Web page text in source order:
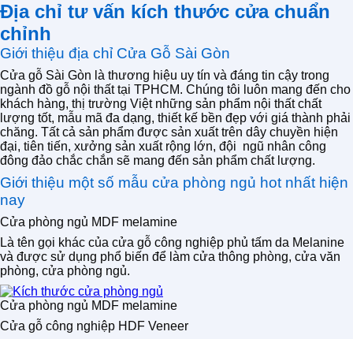
Địa chỉ tư vấn kích thước cửa chuẩn
chỉnh
Giới thiệu địa chỉ Cửa Gỗ Sài Gòn
Cửa gỗ Sài Gòn là thương hiệu uy tín và đáng tin cậy trong
ngành đồ gỗ nội thất tại TPHCM. Chúng tôi luôn mang đến cho
khách hàng, thị trường Việt những sản phẩm nội thất chất
lượng tốt, mẫu mã đa dạng, thiết kế bền đẹp với giá thành phải
chăng. Tất cả sản phẩm được sản xuất trên dây chuyền hiện
đại, tiên tiến, xưởng sản xuất rộng lớn, đội ngũ nhân công
đông đảo chắc chắn sẽ mang đến sản phẩm chất lượng.
Giới thiệu một số mẫu cửa phòng ngủ hot nhất hiện
nay
Cửa phòng ngủ MDF melamine
Là tên gọi khác của cửa gỗ công nghiệp phủ tấm da Melanine
và được sử dụng phổ biến để làm cửa thông phòng, cửa văn
phòng, cửa phòng ngủ.
Cửa phòng ngủ MDF melamine
Cửa gỗ công nghiệp HDF Veneer